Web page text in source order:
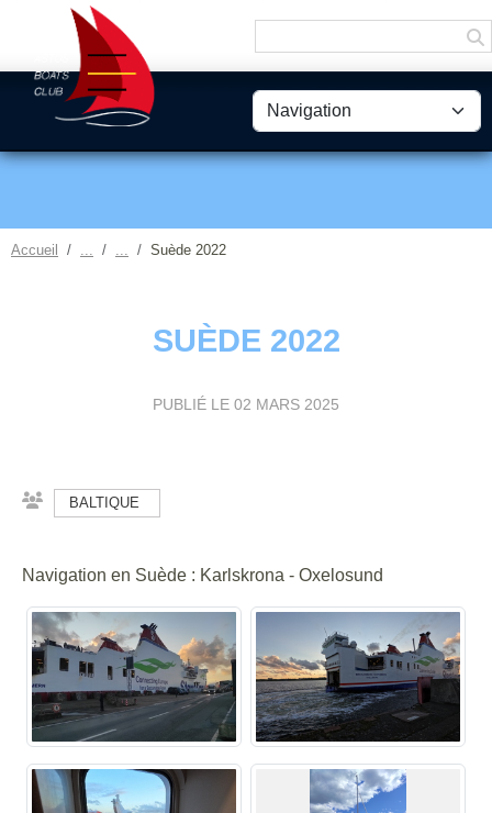
Accueil Suède 2022
SUÈDE 2022
PUBLIÉ LE 02 MARS 2025
BALTIQUE
Navigation en Suède : Karlskrona - Oxelosund
Panneau de gestion des cookies